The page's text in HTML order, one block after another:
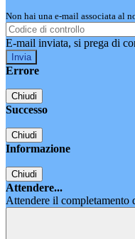
Non hai una e-mail associata al
E-mail inviata, si prega di
Errore
Chiudi
Successo
Chiudi
Informazione
Chiudi
Attendere...
Attendere il completamento